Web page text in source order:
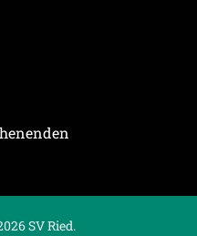
SV Ried.